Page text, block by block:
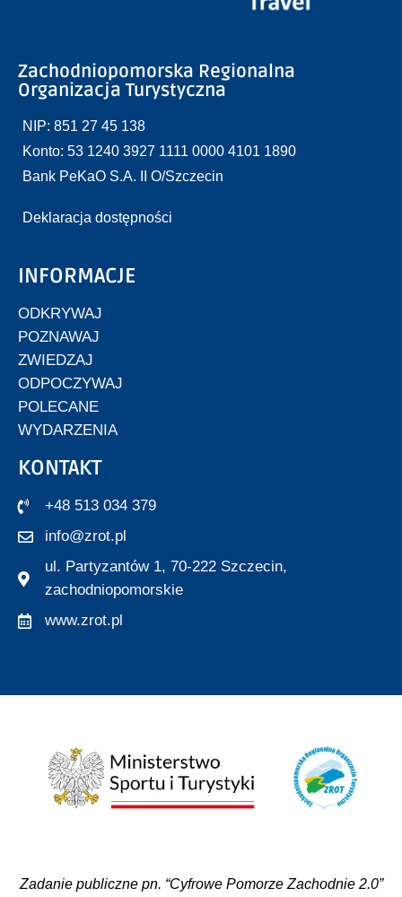
Zachodniopomorska Regionalna
Organizacja Turystyczna
NIP: 851 27 45 138
Konto: 53 1240 3927 1111 0000 4101 1890
Bank PeKaO S.A. II O/Szczecin
Deklaracja dostępności
INFORMACJE
ODKRYWAJ
POZNAWAJ
ZWIEDZAJ
ODPOCZYWAJ
POLECANE
WYDARZENIA
KONTAKT
+48 513 034 379
info@zrot.pl
ul. Partyzantów 1, 70-222 Szczecin,
zachodniopomorskie
www.zrot.pl
Zadanie publiczne pn. “Cyfrowe Pomorze Zachodnie 2.0”